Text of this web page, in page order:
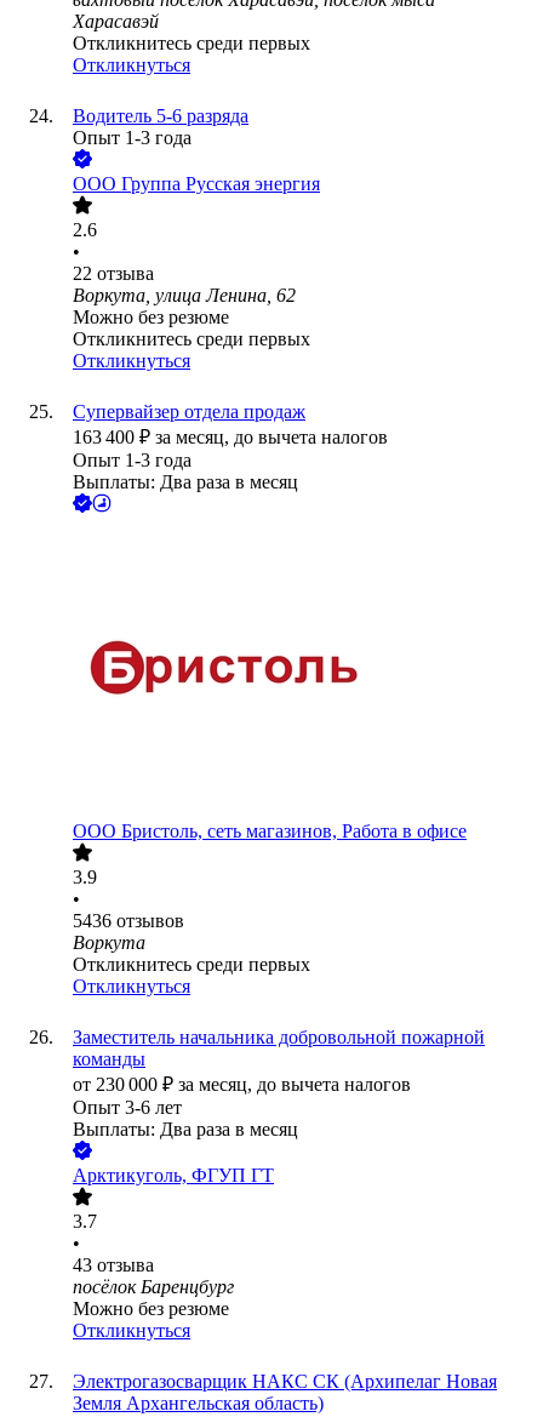
Харасавэй
Откликнитесь среди первых
Откликнуться
Водитель 5-6 разряда
Опыт 1-3 года
ООО Группа Русская энергия
2.6
•
22 отзыва
Воркута, улица Ленина, 62
Можно без резюме
Откликнитесь среди первых
Откликнуться
Супервайзер отдела продаж
163 400 ₽ за месяц, до вычета налогов
Опыт 1-3 года
Выплаты: Два раза в месяц
ООО Бристоль, сеть магазинов, Работа в офисе
3.9
•
5436 отзывов
Воркута
Откликнитесь среди первых
Откликнуться
Заместитель начальника добровольной пожарной
команды
от 230 000 ₽ за месяц, до вычета налогов
Опыт 3-6 лет
Выплаты: Два раза в месяц
Арктикуголь, ФГУП ГТ
3.7
•
43 отзыва
посёлок Баренцбург
Можно без резюме
Откликнуться
Электрогазосварщик НАКС СК (Архипелаг Новая
Земля Архангельская область)